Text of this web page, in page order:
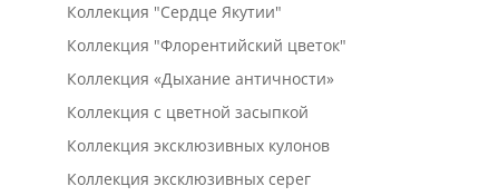
Коллекция "Сердце Якутии"
Коллекция "Флорентийский цветок"
Коллекция «Дыхание античности»
Коллекция с цветной засыпкой
Коллекция эксклюзивных кулонов
Коллекция эксклюзивных серег